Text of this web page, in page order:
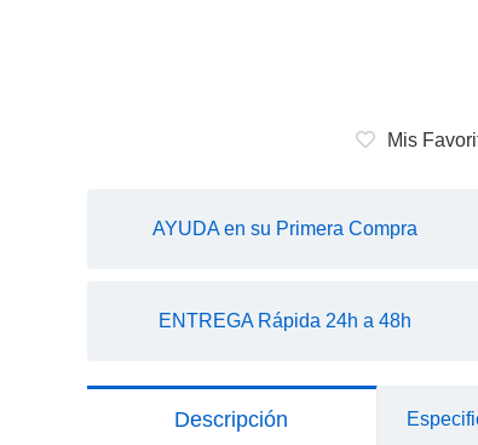
Mis
AYUDA en su Primera Compra
ENTREGA Rápida 24h a 48h
Descripción